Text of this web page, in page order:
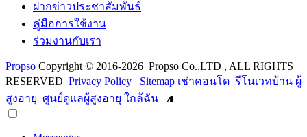
ฝากข่าวประชาสัมพันธ์
คู่มือการใช้งาน
ร่วมงานกับเรา
Propso Copyright © 2016-2026 Propso Co.,LTD , ALL RIGHTS
RESERVED Privacy Policy Sitemap เช่าคอนโด รีโนเวทบ้าน ผู้
สูงอายุ ศูนย์ดูแลผู้สูงอายุ ใกล้ฉัน